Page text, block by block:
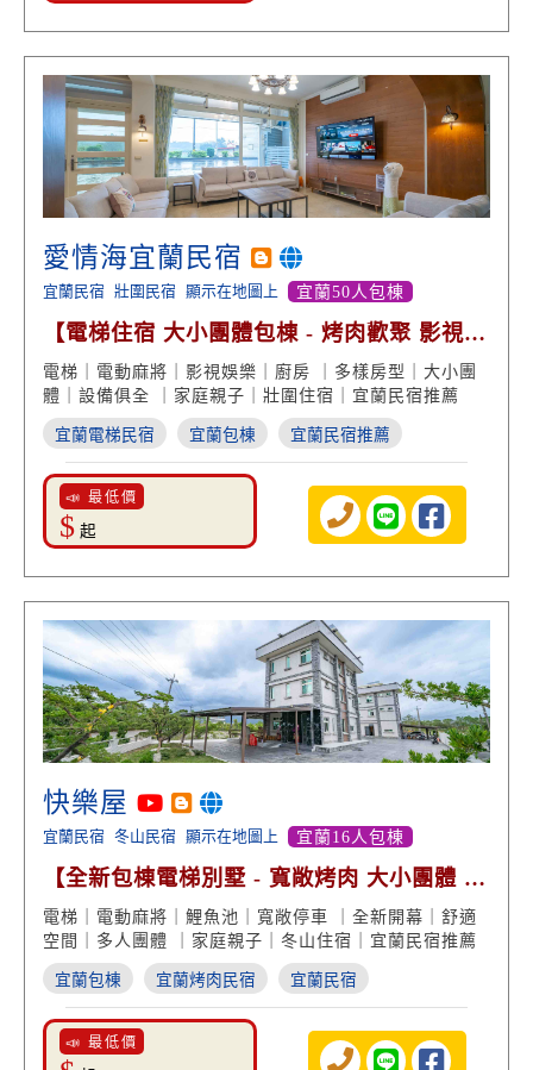
愛情海宜蘭民宿
宜蘭民宿 壯圍民宿 顯示在地圖上 宜蘭50人包棟
【電梯住宿 大小團體包棟 - 烤肉歡聚 影視娛
樂 多樣房型】
電梯｜電動麻將｜影視娛樂｜廚房 ｜多樣房型｜大小團
體｜設備俱全 ｜家庭親子｜壯圍住宿｜宜蘭民宿推薦
宜蘭電梯民宿 宜蘭包棟 宜蘭民宿推薦
📣 最低價
$ 起
快樂屋
宜蘭民宿 冬山民宿 顯示在地圖上 宜蘭16人包棟
【全新包棟電梯別墅 - 寬敞烤肉 大小團體 絕
美景致】
電梯｜電動麻將｜鯉魚池｜寬敞停車 ｜全新開幕｜舒適
空間｜多人團體 ｜家庭親子｜冬山住宿｜宜蘭民宿推薦
宜蘭包棟 宜蘭烤肉民宿 宜蘭民宿
📣 最低價